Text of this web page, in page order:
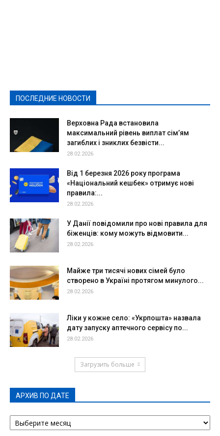
ПОСЛЕДНИЕ НОВОСТИ
Верховна Рада встановила
максимальний рівень виплат сім’ям
загиблих і зниклих безвісти...
28.02.2026
Від 1 березня 2026 року програма
«Національний кешбек» отримує нові
правила:...
28.02.2026
У Данії повідомили про нові правила для
біженців: кому можуть відмовити...
28.02.2026
Майже три тисячі нових сімей було
створено в Україні протягом минулого...
28.02.2026
Ліки у кожне село: «Укрпошта» назвала
дату запуску аптечного сервісу по...
28.02.2026
Загрузить больше
АРХИВ ПО ДАТЕ
АРХИВ
ПО